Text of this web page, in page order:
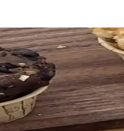
ve şık tasarımıyla eşit
Kalıplarının
ve kullanıcı
Güvenli ve Pratik